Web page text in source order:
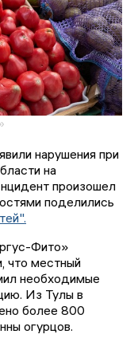
нарушения при
на
произошел
поделились
Фито»
что местный
необходимые
Из Тулы в
более 800
огурцов.